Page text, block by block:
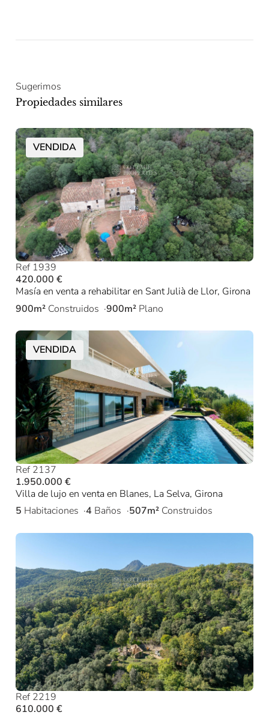
Sugerimos
Propiedades similares
VENDIDA
Ref 1939
420.000 €
Masía en venta a rehabilitar en Sant Julià de Llor, Girona
900m² Construidos 900m² Plano
VENDIDA
Ref 2137
1.950.000 €
Villa de lujo en venta en Blanes, La Selva, Girona
5 Habitaciones 4 Baños 507m² Construidos
Ref 2219
610.000 €